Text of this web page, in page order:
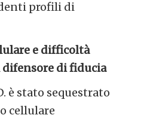
profili di
e difficoltà
di fiducia
è stato sequestrato
cellulare